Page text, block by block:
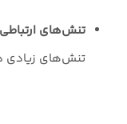
تنش‌های
تنش‌های زیادی